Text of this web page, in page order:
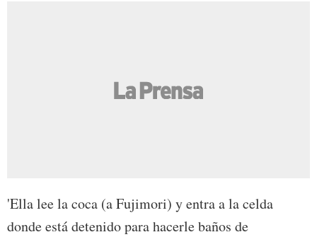
'Ella lee la coca (a Fujimori) y entra a la celda
donde está detenido para hacerle baños de